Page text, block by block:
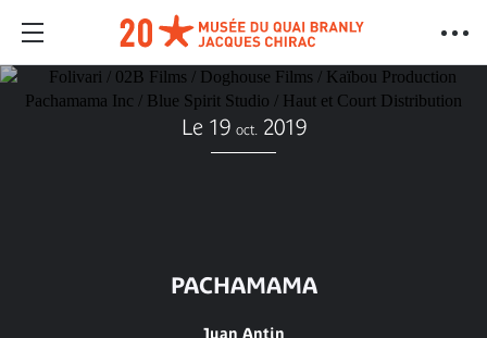
Le 19 oct. 2019
PACHAMAMA
Juan Antin